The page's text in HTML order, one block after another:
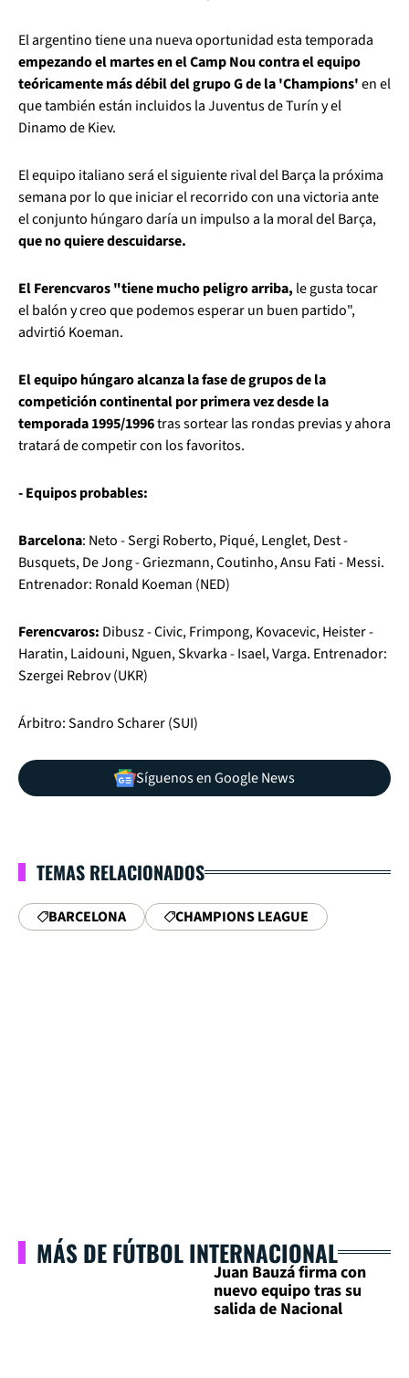
El argentino tiene una nueva oportunidad esta temporada
empezando el martes en el Camp Nou contra el equipo
teóricamente más débil del grupo G de la 'Champions'en el
que también están incluidos la Juventus de Turín y el
Dinamo de Kiev.
El equipo italiano será el siguiente rival del Barça la próxima
semana por lo que iniciar el recorrido con una victoria ante
el conjunto húngaro daría un impulso a la moral del Barça,
que no quiere descuidarse.
El Ferencvaros "tiene mucho peligro arriba, le gusta tocar
el balón y creo que podemos esperar un buen partido",
advirtió Koeman.
El equipo húngaro alcanza la fase de grupos de la
competición continental por primera vez desde la
temporada 1995/1996tras sortear las rondas previas y ahora
tratará de competir con los favoritos.
- Equipos probables:
Barcelona: Neto - Sergi Roberto, Piqué, Lenglet, Dest -
Busquets, De Jong - Griezmann, Coutinho, Ansu Fati - Messi.
Entrenador: Ronald Koeman (NED)
Ferencvaros: Dibusz - Civic, Frimpong, Kovacevic, Heister -
Haratin, Laidouni, Nguen, Skvarka - Isael, Varga. Entrenador:
Szergei Rebrov (UKR)
Árbitro: Sandro Scharer (SUI)
Síguenos en Google News
TEMAS RELACIONADOS
BARCELONA CHAMPIONS LEAGUE
MÁS DE FÚTBOL INTERNACIONAL
Juan Bauzá firma con
nuevo equipo tras su
salida de Nacional